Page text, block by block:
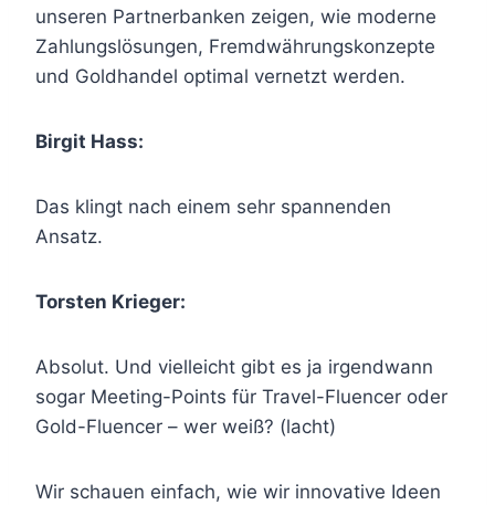
unseren Partnerbanken zeigen, wie moderne
Zahlungslösungen, Fremdwährungskonzepte
und Goldhandel optimal vernetzt werden.
Birgit Hass:
Das klingt nach einem sehr spannenden
Ansatz.
Torsten Krieger:
Absolut. Und vielleicht gibt es ja irgendwann
sogar Meeting-Points für Travel-Fluencer oder
Gold-Fluencer – wer weiß? (lacht)
Wir schauen einfach, wie wir innovative Ideen